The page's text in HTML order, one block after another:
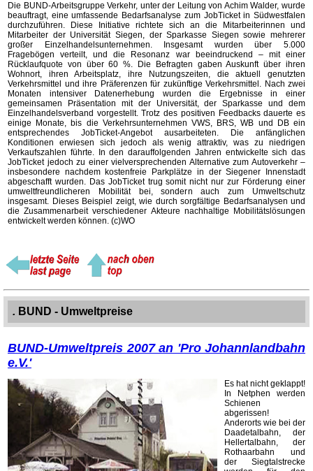
Die BUND-Arbeitsgruppe Verkehr, unter der Leitung von Achim Walder, wurde
beauftragt, eine umfassende Bedarfsanalyse zum JobTicket in Südwestfalen
durchzuführen. Diese Initiative richtete sich an die Mitarbeiterinnen und
Mitarbeiter der Universität Siegen, der Sparkasse Siegen sowie mehrerer
großer Einzelhandelsunternehmen. Insgesamt wurden über 5.000
Fragebögen verteilt, und die Resonanz war beeindruckend – mit einer
Rücklaufquote von über 60 %. Die Befragten gaben Auskunft über ihren
Wohnort, ihren Arbeitsplatz, ihre Nutzungszeiten, die aktuell genutzten
Verkehrsmittel und ihre Präferenzen für zukünftige Verkehrsmittel. Nach zwei
Monaten intensiver Datenerhebung wurden die Ergebnisse in einer
gemeinsamen Präsentation mit der Universität, der Sparkasse und dem
Einzelhandelsverband vorgestellt. Trotz des positiven Feedbacks dauerte es
einige Monate, bis die Verkehrsunternehmen VWS, BRS, WB und DB ein
entsprechendes JobTicket-Angebot ausarbeiteten. Die anfänglichen
Konditionen erwiesen sich jedoch als wenig attraktiv, was zu niedrigen
Verkaufszahlen führte. In den darauffolgenden Jahren entwickelte sich das
JobTicket jedoch zu einer vielversprechenden Alternative zum Autoverkehr –
insbesondere nachdem kostenfreie Parkplätze in der Siegener Innenstadt
abgeschafft wurden. Das JobTicket trug somit nicht nur zur Förderung einer
umweltfreundlicheren Mobilität bei, sondern auch zum Umweltschutz
insgesamt. Dieses Beispiel zeigt, wie durch sorgfältige Bedarfsanalysen und
die Zusammenarbeit verschiedener Akteure nachhaltige Mobilitätslösungen
entwickelt werden können. (c)WO
. BUND - Umweltpreise
BUND-Umweltpreis 2007 an 'Pro Johannlandbahn
e.V.'
Es hat nicht geklappt!
In Netphen werden
Schienen
abgerissen!
Anderorts wie bei der
Daadetalbahn, der
Hellertalbahn, der
Rothaarbahn und
der Siegtalstrecke